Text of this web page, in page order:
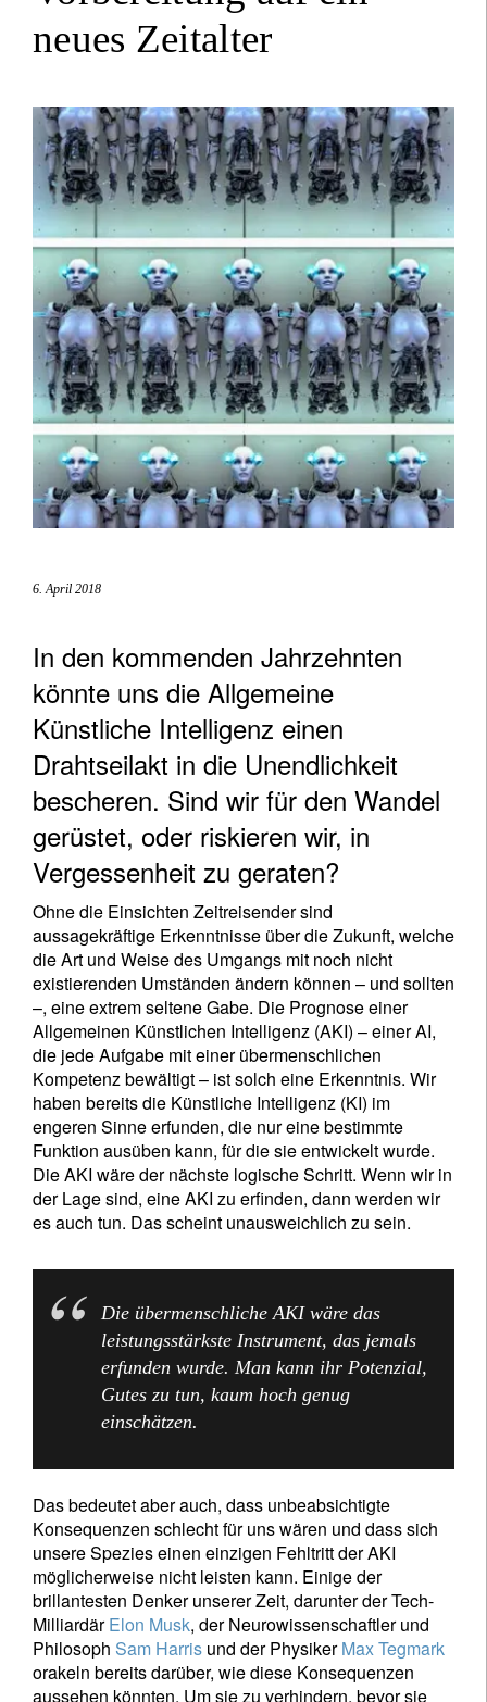
neues Zeitalter
6. April 2018
In den kommenden Jahrzehnten
könnte uns die Allgemeine
Künstliche Intelligenz einen
Drahtseilakt in die Unendlichkeit
bescheren. Sind wir für den Wandel
gerüstet, oder riskieren wir, in
Vergessenheit zu geraten?
Ohne die Einsichten Zeitreisender sind
aussagekräftige Erkenntnisse über die Zukunft, welche
die Art und Weise des Umgangs mit noch nicht
existierenden Umständen ändern können – und sollten
–, eine extrem seltene Gabe. Die Prognose einer
Allgemeinen Künstlichen Intelligenz (AKI) – einer AI,
die jede Aufgabe mit einer übermenschlichen
Kompetenz bewältigt – ist solch eine Erkenntnis. Wir
haben bereits die Künstliche Intelligenz (KI) im
engeren Sinne erfunden, die nur eine bestimmte
Funktion ausüben kann, für die sie entwickelt wurde.
Die AKI wäre der nächste logische Schritt. Wenn wir in
der Lage sind, eine AKI zu erfinden, dann werden wir
es auch tun. Das scheint unausweichlich zu sein.
Die übermenschliche AKI wäre das
leistungsstärkste Instrument, das jemals
erfunden wurde. Man kann ihr Potenzial,
Gutes zu tun, kaum hoch genug
einschätzen.
Das bedeutet aber auch, dass unbeabsichtigte
Konsequenzen schlecht für uns wären und dass sich
unsere Spezies einen einzigen Fehltritt der AKI
möglicherweise nicht leisten kann. Einige der
brillantesten Denker unserer Zeit, darunter der Tech-
MilliardärElon Musk, der Neurowissenschaftler und
Philosoph Sam Harris und der PhysikerMax Tegmark
orakeln bereits darüber, wie diese Konsequenzen
aussehen könnten. Um sie zu verhindern, bevor sie